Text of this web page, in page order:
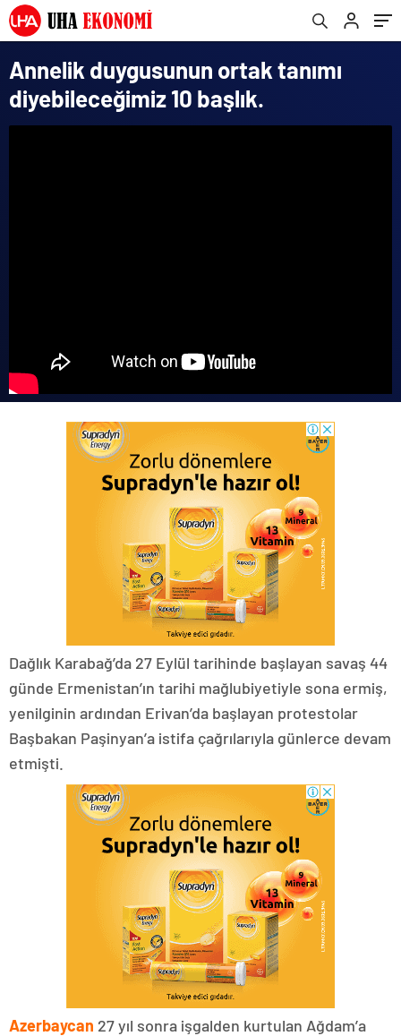
Annelik duygusunun ortak tanımı
diyebileceğimiz 10 başlık.
Dağlık Karabağ’da 27 Eylül tarihinde başlayan savaş 44
günde Ermenistan’ın tarihi mağlubiyetiyle sona ermiş,
yenilginin ardından Erivan’da başlayan protestolar
Başbakan Paşinyan’a istifa çağrılarıyla günlerce devam
etmişti.
Azerbaycan 27 yıl sonra işgalden kurtulan Ağdam’a